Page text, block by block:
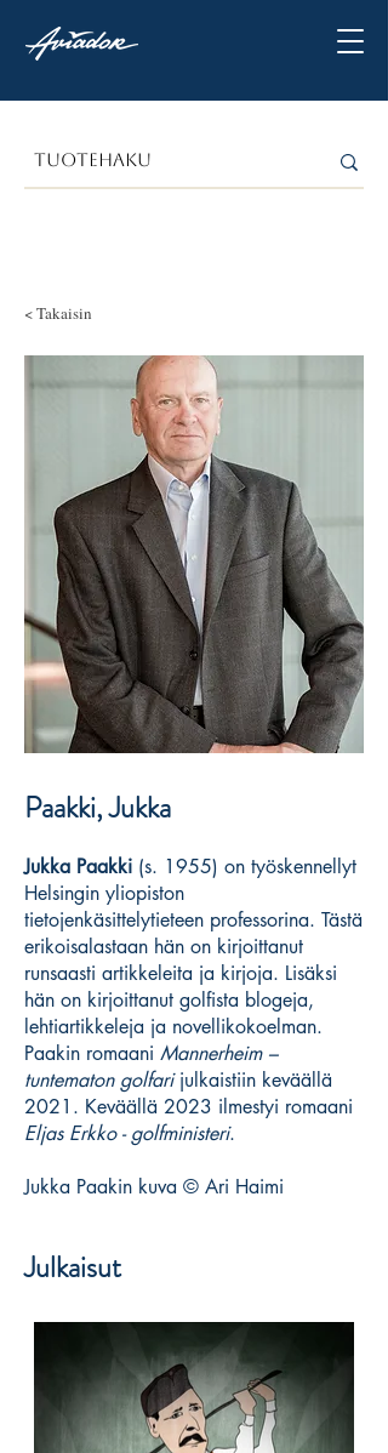
< Takaisin
Paakki, Jukka
Jukka Paakki (s. 1955) on työskennellyt
Helsingin yliopiston
tietojenkäsittelytieteen professorina. Tästä
erikoisalastaan hän on kirjoittanut
runsaasti artikkeleita ja kirjoja. Lisäksi
hän on kirjoittanut golfista blogeja,
lehtiartikkeleja ja novellikokoelman.
Paakin romaani Mannerheim –
tuntematon golfarijulkaistiin keväällä
2021. Keväällä 2023 ilmestyi romaani
Eljas Erkko - golfministeri.
Jukka Paakin kuva © Ari Haimi
Julkaisut